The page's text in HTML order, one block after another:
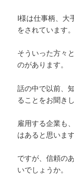
I様は仕事柄、大
をされています。
そういった方々
のがあります。
話の中で以前、
ることをお聞き
雇用する企業も
はあると思います
ですが、信頼の
いでしょうか。